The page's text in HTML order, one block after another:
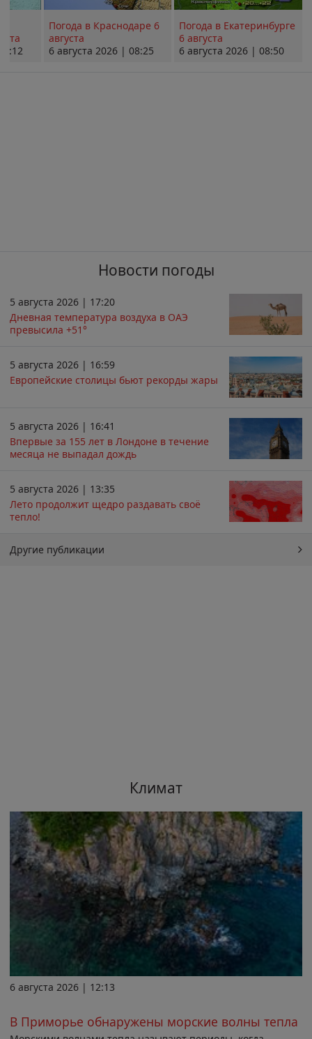
Погода в Краснодаре 6
августа
6 августа 2026 | 08:25
Погода в Екатеринбурге
6 августа
6 августа 2026 | 08:50
Новости погоды
5 августа 2026 | 17:20
Дневная температура воздуха в ОАЭ
превысила +51°
5 августа 2026 | 16:59
Европейские столицы бьют рекорды жары
5 августа 2026 | 16:41
Впервые за 155 лет в Лондоне в течение
месяца не выпадал дождь
5 августа 2026 | 13:35
Лето продолжит щедро раздавать своё
тепло!
Другие публикации
Климат
6 августа 2026 | 12:13
В Приморье обнаружены морские волны тепла